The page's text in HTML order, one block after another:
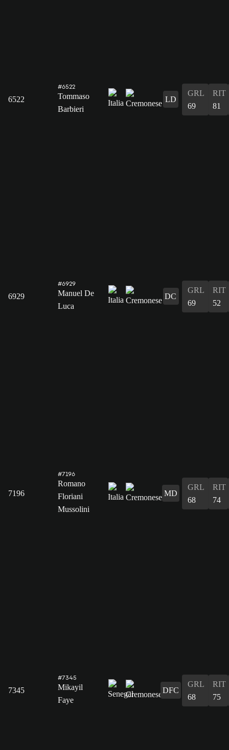
6522
#6522
Tommaso
Barbieri
LD
GRL
69
RIT
81
6929
#6929
Manuel De
Luca
DC
GRL
69
RIT
52
7196
#7196
Romano
Floriani
Mussolini
MD
GRL
68
RIT
74
7345
#7345
Mikayil
Faye
DFC
GRL
68
RIT
75